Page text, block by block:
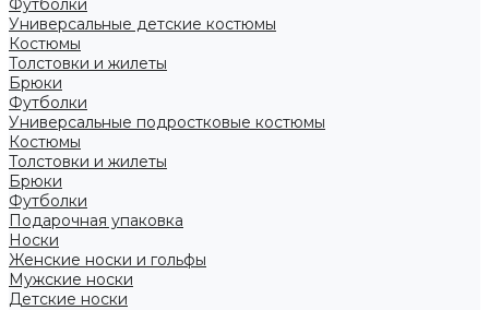
Футболки
Универсальные детские костюмы
Костюмы
Толстовки и жилеты
Брюки
Футболки
Универсальные подростковые костюмы
Костюмы
Толстовки и жилеты
Брюки
Футболки
Подарочная упаковка
Носки
Женские носки и гольфы
Мужские носки
Детские носки